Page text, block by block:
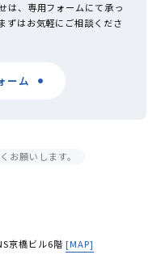
は、専用フォームにて承っ
ずはお気軽にご相談くださ
ーム
お願いします。
京橋ビル6階 [MAP]